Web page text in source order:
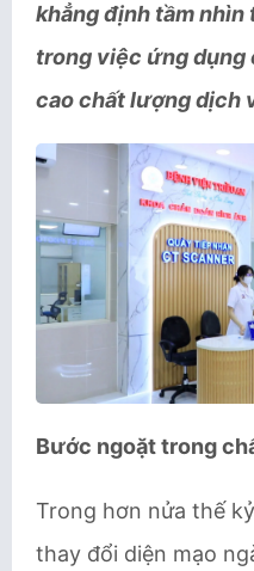
khẳng định tầm nhìn
trong việc ứng dụng
cao chất lượng dịch
Bước ngoặt trong
Trong hơn nửa thế
thay đổi diện mạo